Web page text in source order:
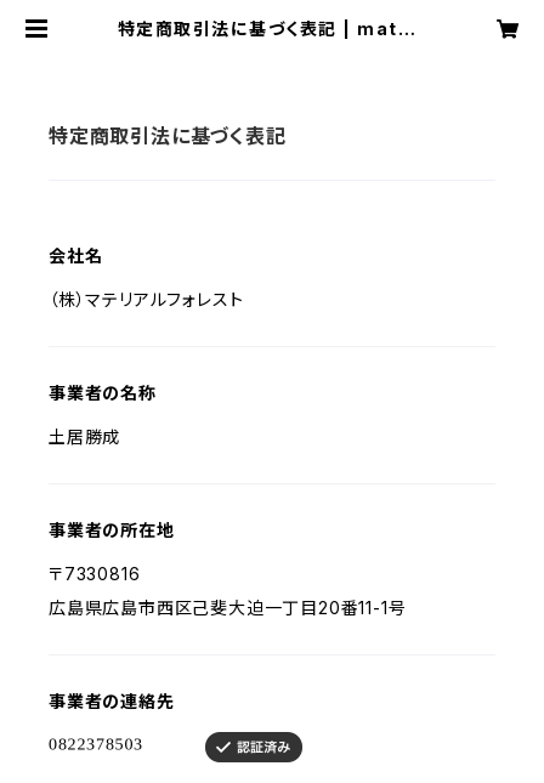
特定商取引法に基づく表記 | materi
特定商取引法に基づく表記
会社名
（株）マテリアルフォレスト
事業者の名称
土居勝成
事業者の所在地
〒7330816
広島県広島市西区己斐大迫⼀丁⽬20番11-1号
事業者の連絡先